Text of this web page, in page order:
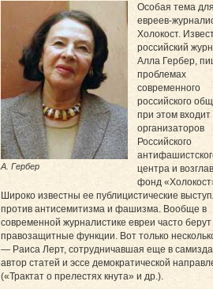
А. Гербер
Особая тема
евреев-
Холокост.
российский
Алла Гербер,
проблемах
современного
российского
при этом входит
организаторов
Российского
центра и
фонд
Широко известны ее публицистические
против антисемитизма и фашизма. Вообще в
современной журналистике евреи часто
правозащитные функции. Вот только
— Раиса Лерт, сотрудничавшая еще в
автор статей и эссе демократической
(«Трактат о прелестях кнута» и др.).